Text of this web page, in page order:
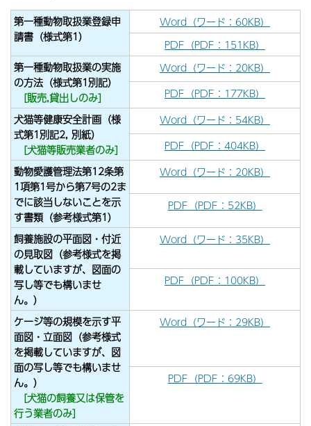
第一種動物取扱業登録申
請書（様式第1）
Word（ワード：60KB）
PDF（PDF：151KB）
第一種動物取扱業の実施
の方法（様式第1別記）
[販売,貸出しのみ]
Word（ワード：20KB）
PDF（PDF：177KB）
犬猫等健康安全計画（様
式第1別記2, 別紙）
[犬猫等販売業者のみ]
Word（ワード：54KB）
PDF（PDF：404KB）
動物愛護管理法第12条第
1項第1号から第7号の2ま
でに該当しないことを示
す書類（参考様式第1）
Word（ワード：20KB）
PDF（PDF：52KB）
飼養施設の平面図・付近
の見取図 （参考様式を掲
載していますが、図面の
写し等でも構いませ
ん。）
Word（ワード：35KB）
PDF（PDF：100KB）
ケージ等の規模を示す平
面図・立面図（参考様式
を掲載していますが、図
面の写し等でも構いませ
ん。）
[犬猫の飼養又は保管を
行う業者のみ]
Word（ワード：29KB）
PDF（PDF：69KB）